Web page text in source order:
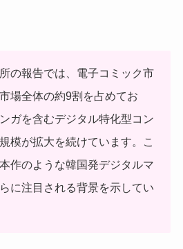
の報告では、電子コミック市
場全体の約9割を占めてお
ガを含むデジタル特化型コン
模が拡大を続けています。こ
作のような韓国発デジタルマ
に注目される背景を示してい